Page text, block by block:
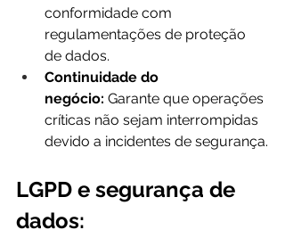
conformidade com
regulamentações de proteção
de dados.
Continuidade do
negócio: Garante que operações
críticas não sejam interrompidas
devido a incidentes de segurança.
LGPD e segurança de
dados: